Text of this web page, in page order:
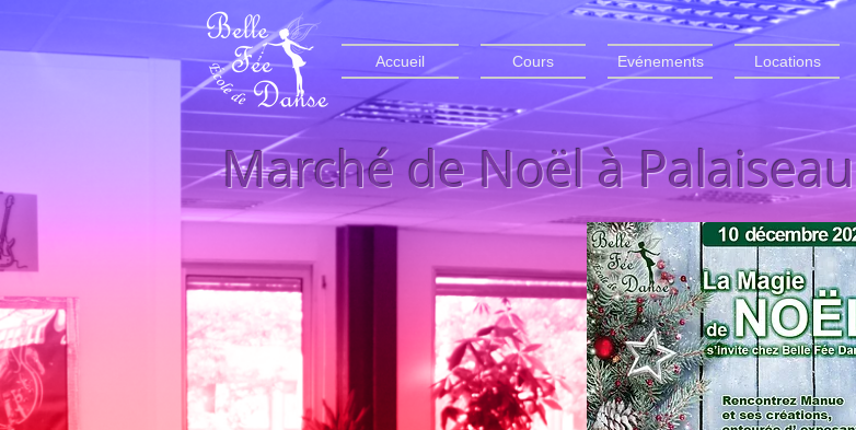
Accueil Cours Evénements Locations
Marché de Noël à Palaiseau